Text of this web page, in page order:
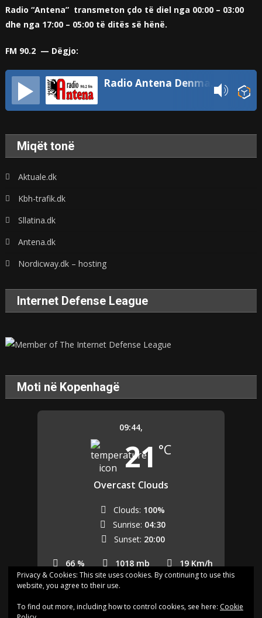
Radio “Antena” transmeton çdo të diel nga 00:00 – 03:00
dhe nga 17:00 – 05:00 të ditës së hënë.
FM 90.2 — Dëgjo:
Radio Antena Denmark
Miqët tonë
Aktuale.dk
Kbh-trafik.dk
Sllatina.dk
Antena.dk
Nordicway.dk – hosting
Internet Defense League
Moti në Kopenhagë
09:44,
21 °C
Overcast Clouds
66 % 1018 mb 19 Km/h
Clouds: 100%
Sunrise: 04:30
Sunset: 20:00
Last updated: 09:40
Privacy & Cookies: This site uses cookies. By continuing to use this
website, you agree to their use.
To find out more, including how to control cookies, see here: Cookie